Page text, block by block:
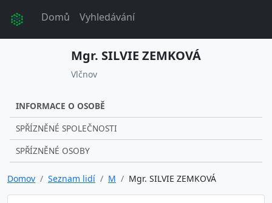
Domů Vyhledávání
Mgr. SILVIE ZEMKOVÁ
Vlčnov
INFORMACE O OSOBĚ
SPŘÍZNĚNÉ SPOLEČNOSTI
SPŘÍZNĚNÉ OSOBY
Domov Seznam lidí M Mgr. SILVIE ZEMKOVÁ